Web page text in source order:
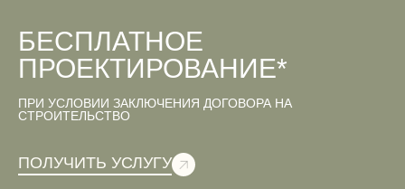
Двери
БЕСПЛАТНОЕ
ПРОЕКТИРОВАНИЕ*
ПРИ УСЛОВИИ ЗАКЛЮЧЕНИЯ ДОГОВОРА НА
СТРОИТЕЛЬСТВО
ПОЛУЧИТЬ УСЛУГУ